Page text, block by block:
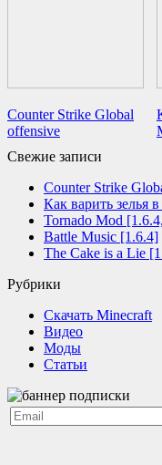
Counter Strike Global
offensive
Свежие записи
Counter Strike
Как варить зелья
Tornado Mod
Battle Music [1.6.4]
The Cake is a Lie
Рубрики
Cкачать Minecraft
Видео
Моды
Статьи